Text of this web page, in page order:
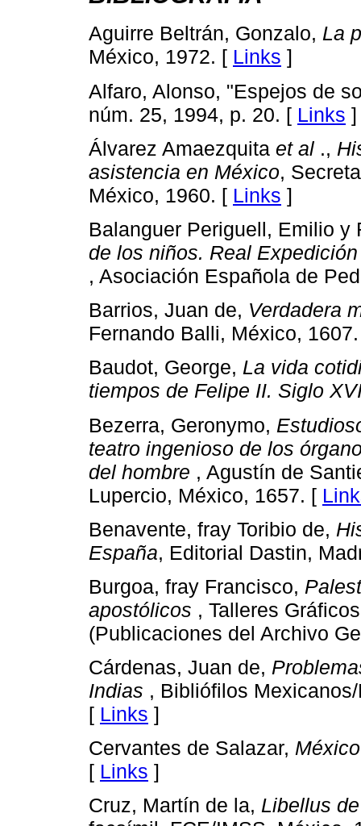
Aguirre Beltrán, Gonzalo, La
México, 1972. [ Links ]
Alfaro, Alonso, "Espejos de
núm. 25, 1994, p. 20. [ Links ]
Álvarez Amaezquita et al .,
asistencia en México,
México, 1960. [ Links ]
Balanguer Periguell, Emilio
de los niños. Real
, Asociación Española de
Barrios, Juan de, Verdadera
Fernando Balli, México,
Baudot, George, La vida
tiempos de Felipe II. Siglo
Bezerra, Geronymo,
teatro ingenioso de los
del hombre , Agustín de
Lupercio, México, 1657. [
Benavente, fray Toribio de,
España, Editorial Dastin,
Burgoa, fray Francisco,
apostólicos , Talleres
(Publicaciones del Archivo
Cárdenas, Juan de,
Indias , Bibliófilos
[ Links ]
Cervantes de Salazar,
[ Links ]
Cruz, Martín de la, Libellus